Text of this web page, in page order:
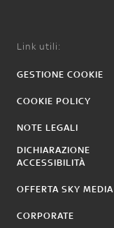
Link utili:
GESTIONE COOKIE
COOKIE POLICY
NOTE LEGALI
DICHIARAZIONE
ACCESSIBILITÀ
OFFERTA SKY MEDIA
CORPORATE